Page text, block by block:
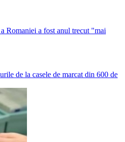
Romaniei a fost anul trecut "mai
de la casele de marcat din 600 de